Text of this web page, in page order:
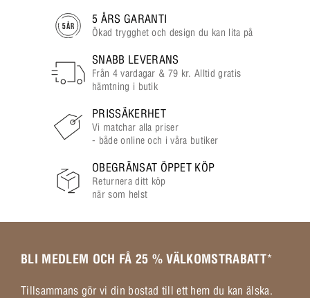
5 ÅRS GARANTI
Ökad trygghet och design du kan lita på
SNABB LEVERANS
Från 4 vardagar & 79 kr. Alltid gratis
hämtning i butik
PRISSÄKERHET
Vi matchar alla priser
- både online och i våra butiker
OBEGRÄNSAT ÖPPET KÖP
Returnera ditt köp
när som helst
BLI MEDLEM OCH FÅ 25 % VÄLKOMSTRABATT*
Tillsammans gör vi din bostad till ett hem du kan älska.